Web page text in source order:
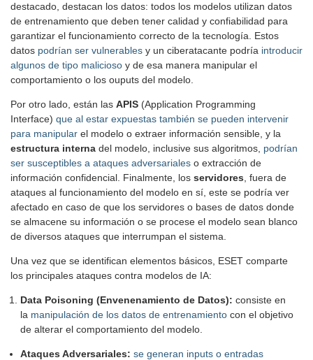
destacado, destacan los datos: todos los modelos utilizan datos
de entrenamiento que deben tener calidad y confiabilidad para
garantizar el funcionamiento correcto de la tecnología. Estos
datos podrían ser vulnerables y un ciberatacante podría introducir
algunos de tipo malicioso y de esa manera manipular el
comportamiento o los ouputs del modelo.
Por otro lado, están las APIS (Application Programming
Interface) que al estar expuestas también se pueden intervenir
para manipular el modelo o extraer información sensible, y la
estructura interna del modelo, inclusive sus algoritmos, podrían
ser susceptibles a ataques adversariales o extracción de
información confidencial. Finalmente, los servidores , fuera de
ataques al funcionamiento del modelo en sí, este se podría ver
afectado en caso de que los servidores o bases de datos donde
se almacene su información o se procese el modelo sean blanco
de diversos ataques que interrumpan el sistema.
Una vez que se identifican elementos básicos, ESET comparte
los principales ataques contra modelos de IA:
Data Poisoning (Envenenamiento de Datos): consiste en
la manipulación de los datos de entrenamiento con el objetivo
de alterar el comportamiento del modelo.
Ataques Adversariales: se generan inputs o entradas